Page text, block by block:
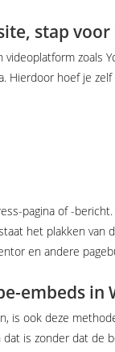
stap voor
zoals
Hierdoor hoef je
pagina of -bericht.
het plakken
en andere
embeds in
is ook deze
is zonder dat de